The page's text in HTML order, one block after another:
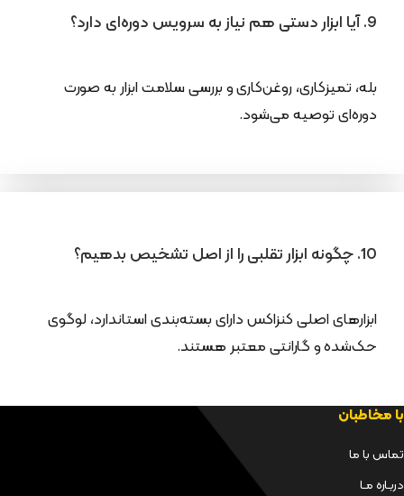
9. آیا ابزار دستی هم نیاز به سرویس دوره‌ای دارد؟
بله، تمیزکاری، روغن‌کاری و بررسی سلامت ابزار به صورت
دوره‌ای توصیه می‌شود.
10. چگونه ابزار تقلبی را از اصل تشخیص بدهیم؟
ابزارهای اصلی کنزاکس دارای بسته‌بندی استاندارد، لوگوی
حک‌شده و گارانتی معتبر هستند.
با مخاطبان
تماس با ما
دربـاره مـا